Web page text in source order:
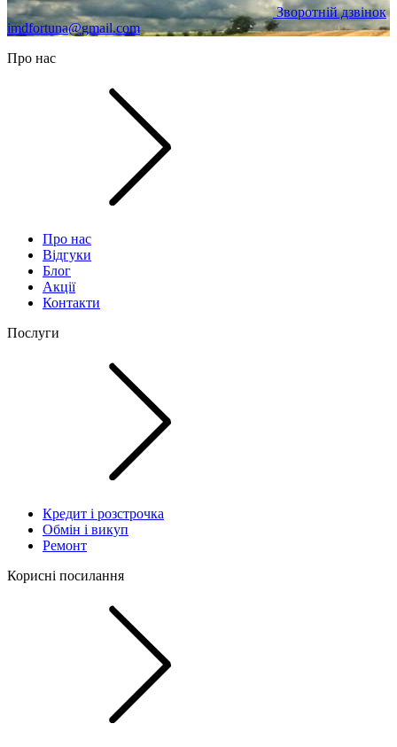
Зворотній дзвінок
imdfortuna@gmail.com
Про нас
Про нас
Відгуки
Блог
Акції
Контакти
Послуги
Кредит і розстрочка
Обмін і викуп
Ремонт
Корисні посилання